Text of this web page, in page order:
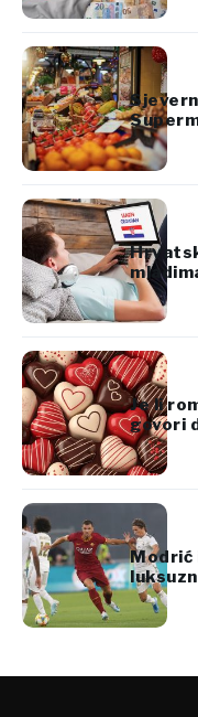
voće i
Je li
govori
Modrić